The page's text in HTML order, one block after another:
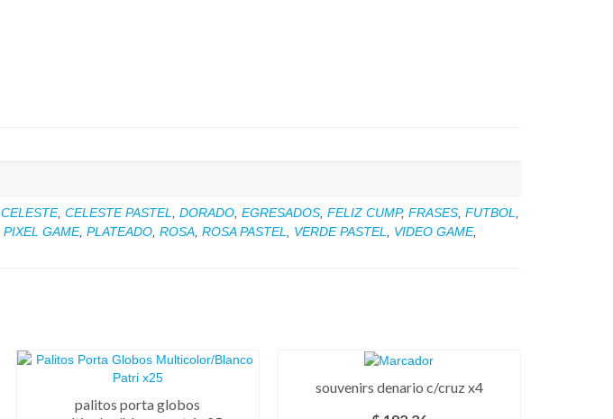
CELESTE, CELESTE PASTEL DORADO EGRESADOS FELIZ CUMP, FRASES FUTBOL
PIXEL GAME, PLATEADO ROSA ROSA PASTEL VERDE PASTEL VIDEO GAME,
palitos porta globos
souvenirs denario c/cruz x4